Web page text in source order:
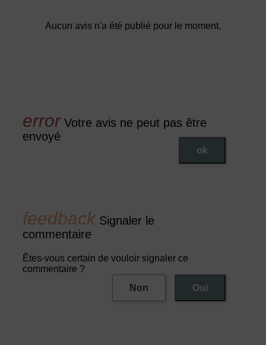
Aucun avis n'a été publié pour le moment.
Votre avis ne peut pas être
envoyé
ok
Signaler le
commentaire
Êtes-vous certain de vouloir signaler ce
commentaire ?
Non
Oui